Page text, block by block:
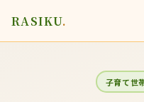
RASIKU.
子育て世